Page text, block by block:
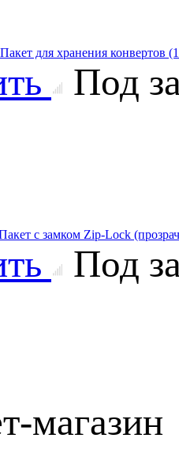
Пакет для хранения конвертов
Под
с замком Zip-Lock
Под
магазин